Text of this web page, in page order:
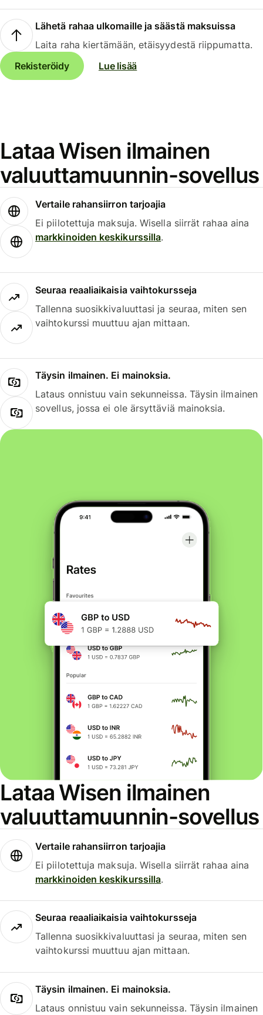
Lähetä rahaa ulkomaille ja säästä maksuissa
Laita raha kiertämään, etäisyydestä riippumatta.
Rekisteröidy
Lue lisää
Lataa Wisen ilmainen
valuuttamuunnin-sovellus
Vertaile rahansiirron tarjoajia
Ei piilotettuja maksuja. Wisella siirrät rahaa aina
markkinoiden keskikurssilla.
Seuraa reaaliaikaisia vaihtokursseja
Tallenna suosikkivaluuttasi ja seuraa, miten sen
vaihtokurssi muuttuu ajan mittaan.
Täysin ilmainen. Ei mainoksia.
Lataus onnistuu vain sekunneissa. Täysin ilmainen
sovellus, jossa ei ole ärsyttäviä mainoksia.
Lataa Wisen ilmainen
valuuttamuunnin-sovellus
Vertaile rahansiirron tarjoajia
Ei piilotettuja maksuja. Wisella siirrät rahaa aina
markkinoiden keskikurssilla.
Seuraa reaaliaikaisia vaihtokursseja
Tallenna suosikkivaluuttasi ja seuraa, miten sen
vaihtokurssi muuttuu ajan mittaan.
Täysin ilmainen. Ei mainoksia.
Lataus onnistuu vain sekunneissa. Täysin ilmainen